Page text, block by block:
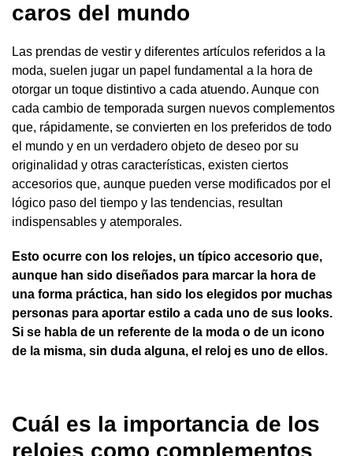
caros del mundo
Las prendas de vestir y diferentes artículos referidos a la
moda, suelen jugar un papel fundamental a la hora de
otorgar un toque distintivo a cada atuendo. Aunque con
cada cambio de temporada surgen nuevos complementos
que, rápidamente, se convierten en los preferidos de todo
el mundo y en un verdadero objeto de deseo por su
originalidad y otras características, existen ciertos
accesorios que, aunque pueden verse modificados por el
lógico paso del tiempo y las tendencias, resultan
indispensables y atemporales.
Esto ocurre con los relojes, un típico accesorio que,
aunque han sido diseñados para marcar la hora de
una forma práctica, han sido los elegidos por muchas
personas para aportar estilo a cada uno de sus looks.
Si se habla de un referente de la moda o de un icono
de la misma, sin duda alguna, el reloj es uno de ellos.
Cuál es la importancia de los
relojes como complementos